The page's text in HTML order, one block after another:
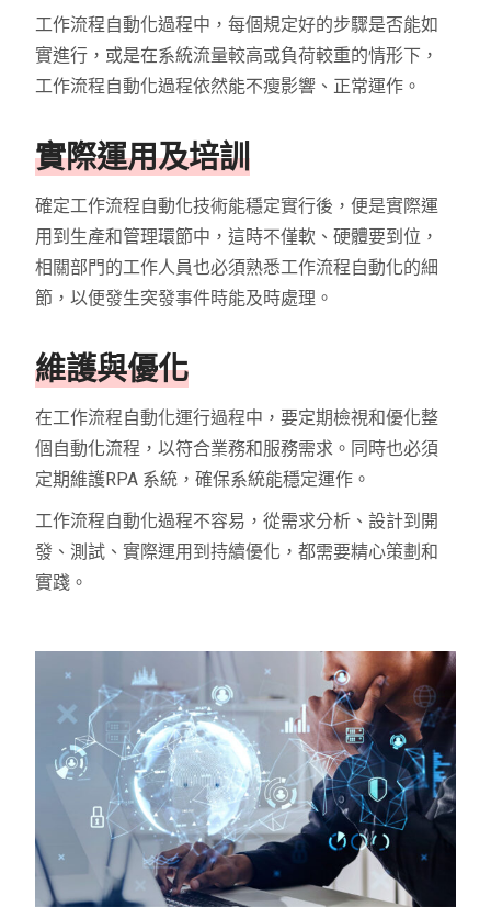
工作流程自動化過程中，每個規定好的步驟是否能如
實進行，或是在系統流量較高或負荷較重的情形下，
工作流程自動化過程依然能不瘦影響、正常運作。
實際運用及培訓
確定工作流程自動化技術能穩定實行後，便是實際運
用到生產和管理環節中，這時不僅軟、硬體要到位，
相關部門的工作人員也必須熟悉工作流程自動化的細
節，以便發生突發事件時能及時處理。
維護與優化
在工作流程自動化運行過程中，要定期檢視和優化整
個自動化流程，以符合業務和服務需求。同時也必須
定期維護RPA 系統，確保系統能穩定運作。
工作流程自動化過程不容易，從需求分析、設計到開
發、測試、實際運用到持續優化，都需要精心策劃和
實踐。